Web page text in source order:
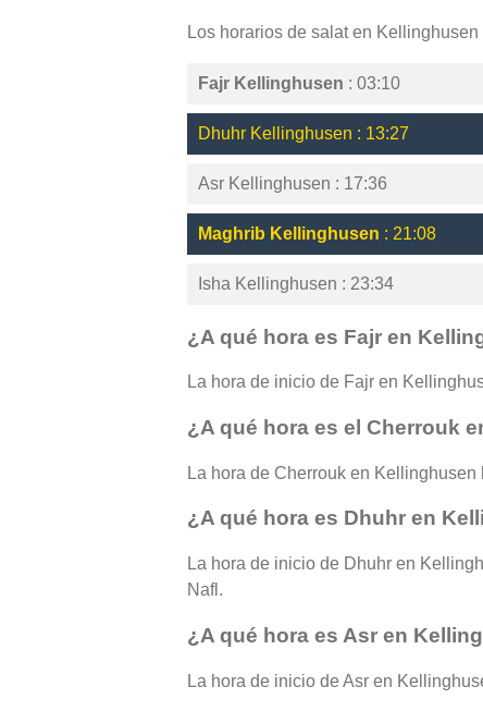
Los horarios de salat en
Fajr Kellinghusen : 03:10
Dhuhr Kellinghusen : 13:27
Asr Kellinghusen : 17:36
Maghrib Kellinghusen : 21:08
Isha Kellinghusen : 23:34
¿A qué hora es Fajr en
La hora de inicio de Fajr en
¿A qué hora es el Cherrouk
La hora de Cherrouk en
¿A qué hora es Dhuhr en
La hora de inicio de Dhuhr en
Nafl.
¿A qué hora es Asr en
La hora de inicio de Asr en